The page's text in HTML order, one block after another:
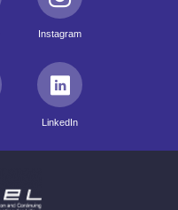
Instagram
LinkedIn